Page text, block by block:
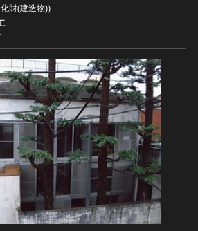
財(建造物))